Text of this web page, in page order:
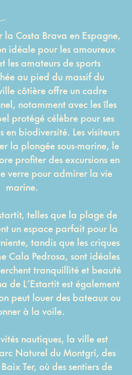
la Costa Brava en Espagne,
idéale pour les amoureux
les amateurs de sports
au pied du massif du
côtière offre un cadre
notamment avec les îles
protégé célèbre pour ses
en biodiversité. Les visiteurs
la plongée sous-marine, le
profiter des excursions en
verre pour admirer la vie
marine.
telles que la plage de
un espace parfait pour la
tandis que les criques
Cala Pedrosa, sont idéales
tranquillité et beauté
de L’Estartit est également
peut louer des bateaux ou
à la voile.
nautiques, la ville est
Naturel du Montgrí, des
Ter, où des sentiers de